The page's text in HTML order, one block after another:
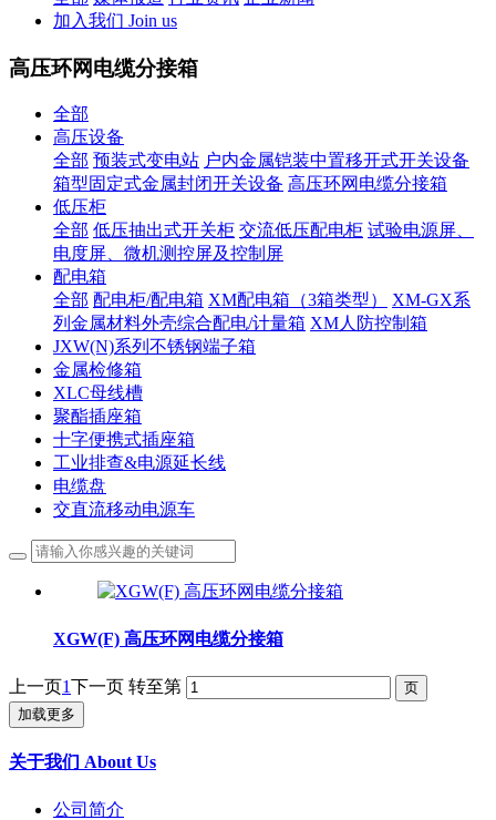
加入我们 Join us
高压环网电缆分接箱
全部
高压设备
全部 预装式变电站 户内金属铠装中置移开式开关设备
箱型固定式金属封闭开关设备 高压环网电缆分接箱
低压柜
全部 低压抽出式开关柜 交流低压配电柜 试验电源屏、
电度屏、微机测控屏及控制屏
配电箱
全部 配电柜/配电箱 XM配电箱（3箱类型）
XM-GX系
列金属材料外壳综合配电/计量箱 XM人防控制箱
JXW(N)系列不锈钢端子箱
金属检修箱
XLC母线槽
聚酯插座箱
十字便携式插座箱
工业排查&电源延长线
电缆盘
交直流移动电源车
XGW(F) 高压环网电缆分接箱
上一页1下一页 转至第
加载更多
关于我们 About Us
公司简介